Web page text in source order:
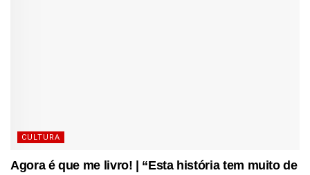
CULTURA
Agora é que me livro! | “Esta história tem muito de